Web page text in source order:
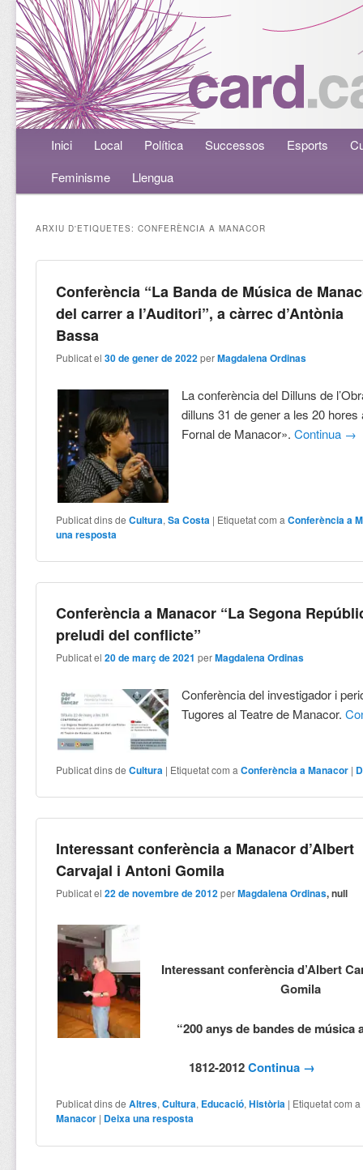
Menú principalAneu al contingut principal
Aneu al contingut secundari
Inici Local Política Successos Esports
Feminisme
Llengua
ARXIU D'ETIQUETES:CONFERÈNCIA A MANACOR
Conferència “La Banda de Música de
del carrer a l’Auditori”, a càrrec d’Antònia
Bassa
Publicat el30 de gener de 2022 perMagdalena Ordinas
La conferència del Dilluns de
dilluns 31 de gener a les 20 hores
Fornal de Manacor».Continua →
Publicat dins de Cultura,Sa Costa | Etiquetat com a Conferència a
una resposta
Conferència a Manacor “La Segona
preludi del conflicte”
Publicat el20 de març de 2021 perMagdalena Ordinas
Conferència del investigador i
Tugores al Teatre de Manacor.
Publicat dins de Cultura | Etiquetat com a Conferència a Manacor |
Interessant conferència a Manacor d’Albert
Carvajal i Antoni Gomila
Publicat el22 de novembre de 2012 perMagdalena Ordinas, null
Interessant conferència d’Albert
Gomila
“200 anys de bandes de música
1812-2012Continua →
Publicat dins de Altres,Cultura, Educació,Història | Etiquetat com a
Manacor | Deixa una resposta